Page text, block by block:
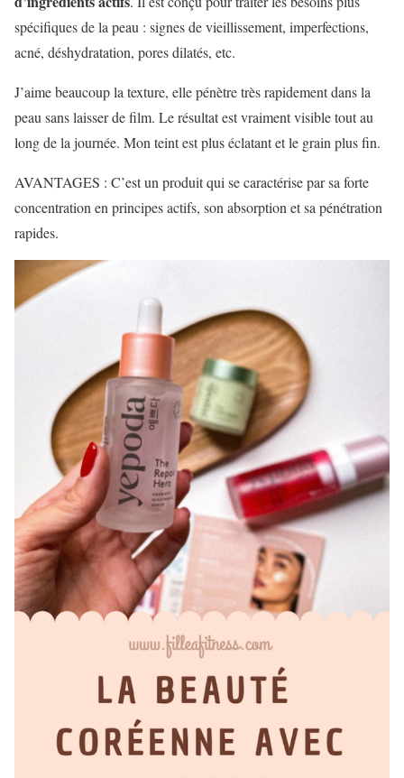
spécifiques de la peau : signes de vieillissement, imperfections,
acné, déshydratation, pores dilatés, etc.
J’aime beaucoup la texture, elle pénètre très rapidement dans la
peau sans laisser de film. Le résultat est vraiment visible tout au
long de la journée. Mon teint est plus éclatant et le grain plus fin.
AVANTAGES : C’est un produit qui se caractérise par sa forte
concentration en principes actifs, son absorption et sa pénétration
rapides.